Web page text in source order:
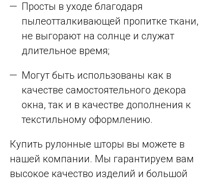
Просты в уходе благодаря
пылеотталкивающей пропитке ткани,
не выгорают на солнце и служат
длительное время;
Могут быть использованы как в
качестве самостоятельного декора
окна, так и в качестве дополнения к
текстильному оформлению.
Купить рулонные шторы вы можете в
нашей компании. Мы гарантируем вам
высокое качество изделий и большой